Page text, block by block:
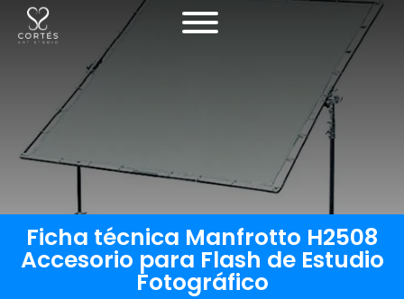
Ficha técnica Manfrotto H2508
Accesorio para Flash de Estudio
Fotográfico